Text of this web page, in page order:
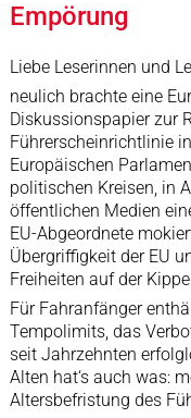
Empörung
Liebe Leserinnen und
neulich brachte eine
Diskussionspapier zur
Führerscheinrichtlinie
Europäischen
politischen Kreisen, in
öffentlichen Medien
EU-Abgeordnete
Übergriffigkeit der EU
Freiheiten auf der
Für Fahranfänger
Tempolimits, das
seit Jahrzehnten
Alten hat‘s auch was:
Altersbefristung des